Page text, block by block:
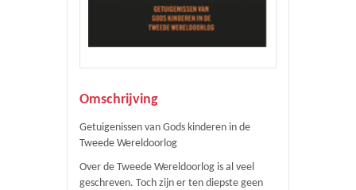
Omschrijving
Getuigenissen van Gods kinderen in de
Tweede Wereldoorlog
Over de Tweede Wereldoorlog is al veel
geschreven. Toch zijn er ten diepste geen